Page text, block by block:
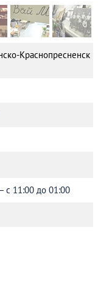
Краснопресненск
с 11:00 до 01:00